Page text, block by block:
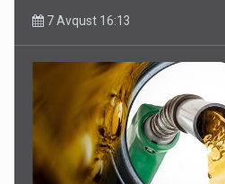
7 Avqust 16:13